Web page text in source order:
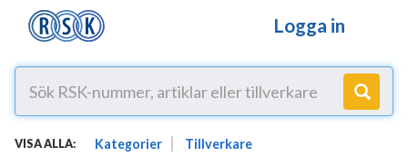
Logga in
VISA ALLA: Kategorier Tillverkare